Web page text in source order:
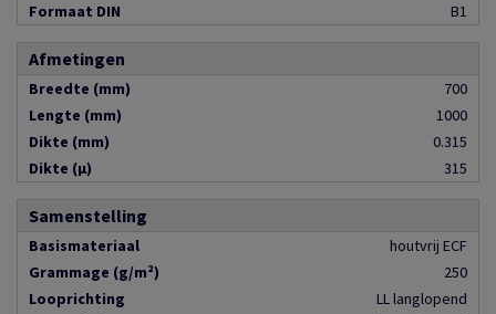
Formaat DIN
B1
Afmetingen
Breedte (mm)
700
Lengte (mm)
1000
Dikte (mm)
0.315
Dikte (µ)
315
Samenstelling
Basismateriaal
houtvrij ECF
Grammage (g/m²)
250
Looprichting
LL langlopend